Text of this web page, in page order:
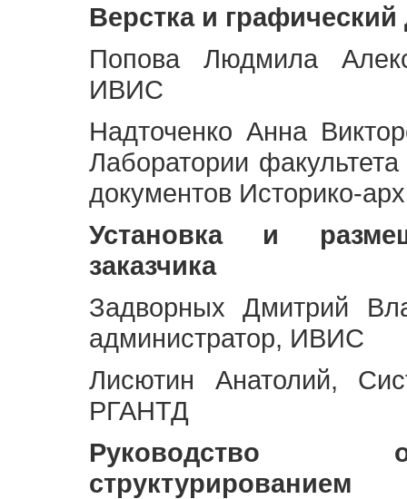
Верстка и графический
Попова Людмила
ИВИС
Надточенко Анна
Лаборатории
документов Историко-
Установка и
заказчика
Задворных Дмитрий
администратор, ИВИС
Лисютин Анатолий,
РГАНТД
Руководство
структурированием